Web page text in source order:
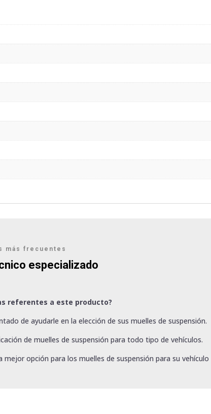
más frecuentes
especializado
referentes a este producto?
de ayudarle en la elección de sus muelles de suspensión.
de muelles de suspensión para todo tipo de vehículos.
opción para los muelles de suspensión para su vehículo